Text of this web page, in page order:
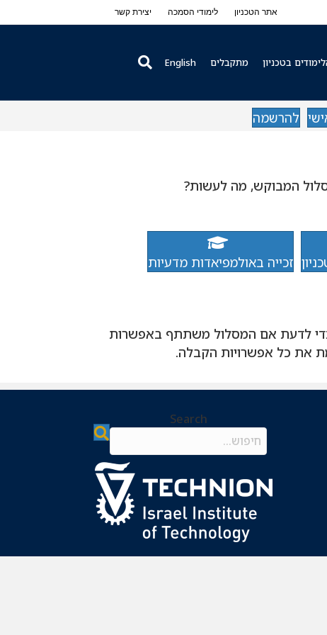
אתר הטכניון לימודי הסמכה יצירת קשר
בטכניון מתקבלים English
להרשמה
המבוקש, מה לעשות?
זכייה באולמפיאדות מדעיות
לדעת אם המסלול משתתף באפשרות
את כל אפשרויות הקבלה.
Search
Search field required